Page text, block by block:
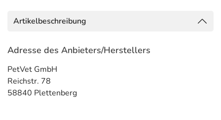
Artikelbeschreibung
Adresse des Anbieters/Herstellers
PetVet GmbH
Reichstr. 78
58840 Plettenberg